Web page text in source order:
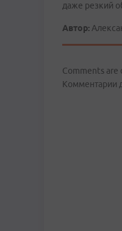
даже резкий
Автор:
Comments are
Комментарии